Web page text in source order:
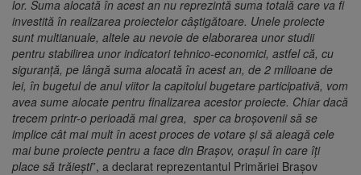
lor. Suma alocată în acest an nu reprezintă suma totală care va fi
investită în realizarea proiectelor câștigătoare. Unele proiecte
sunt multianuale, altele au nevoie de elaborarea unor studii
pentru stabilirea unor indicatori tehnico-economici, astfel că, cu
siguranță, pe lângă suma alocată în acest an, de 2 milioane de
lei, în bugetul de anul viitor la capitolul bugetare participativă, vom
avea sume alocate pentru finalizarea acestor proiecte. Chiar dacă
trecem printr-o perioadă mai grea, sper ca broșovenii să se
implice cât mai mult în acest proces de votare și să aleagă cele
mai bune proiecte pentru a face din Brașov, orașul în care îți
place să trăiești”, a declarat reprezentantul Primăriei Brașov